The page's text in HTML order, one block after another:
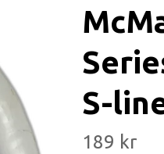
S-
189 kr